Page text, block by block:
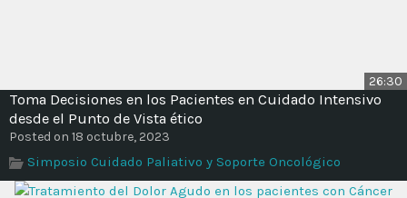
26:30
Toma Decisiones en los Pacientes en Cuidado Intensivo
desde el Punto de Vista ético
Posted on 18 octubre, 2023
Simposio Cuidado Paliativo y Soporte Oncológico